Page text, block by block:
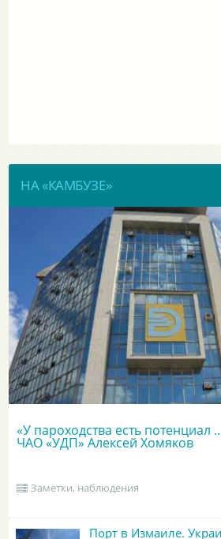
НА «КАМБУЗЕ»
«У пароходства есть потенциал
ЧАО «УДП» Алексей Хомяков
Заметки, наблюдения
Порт в Измаиле.